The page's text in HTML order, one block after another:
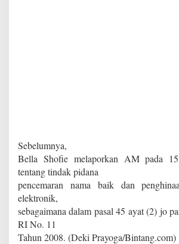
Sebelumnya,
Bella Shofie melaporkan AM pada
tentang tindak pidana
pencemaran nama baik dan
elektronik,
sebagaimana dalam pasal 45 ayat (2) jo
RI No. 11
Tahun 2008. (Deki Prayoga/Bintang.com)